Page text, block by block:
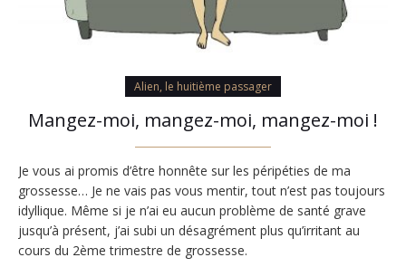
Alien, le huitième passager
Mangez-moi, mangez-moi, mangez-moi !
Je vous ai promis d’être honnête sur les péripéties de ma
grossesse… Je ne vais pas vous mentir, tout n’est pas toujours
idyllique. Même si je n’ai eu aucun problème de santé grave
jusqu’à présent, j’ai subi un désagrément plus qu’irritant au
cours du 2ème trimestre de grossesse.